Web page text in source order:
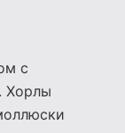
с
Хорлы